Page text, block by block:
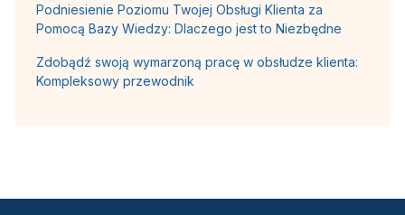
Podniesienie Poziomu Twojej Obsługi Klienta za
Pomocą Bazy Wiedzy: Dlaczego jest to Niezbędne
Zdobądź swoją wymarzoną pracę w obsłudze klienta:
Kompleksowy przewodnik